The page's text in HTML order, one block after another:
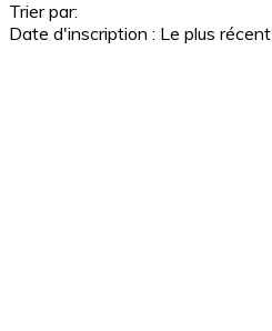
Trier par:
Date d'inscription : Le plus récent